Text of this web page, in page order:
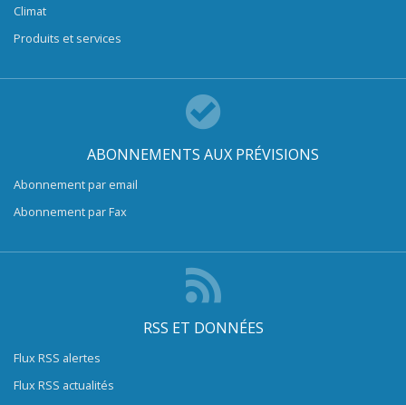
Climat
Produits et services
ABONNEMENTS AUX PRÉVISIONS
Abonnement par email
Abonnement par Fax
RSS ET DONNÉES
Flux RSS alertes
Flux RSS actualités